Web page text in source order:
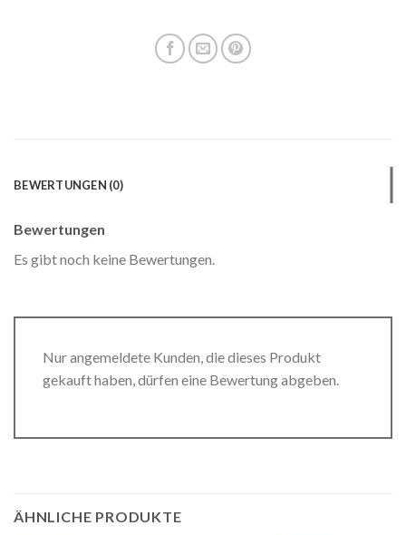
BEWERTUNGEN (0)
Bewertungen
Es gibt noch keine Bewertungen.
Nur angemeldete Kunden, die dieses Produkt
gekauft haben, dürfen eine Bewertung abgeben.
ÄHNLICHE PRODUKTE